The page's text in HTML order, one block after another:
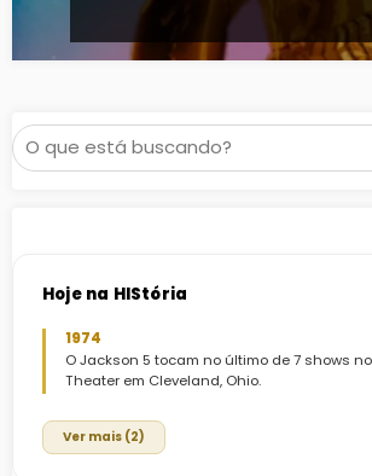
Pesquisar
Hoje na HIStória
1974
O Jackson 5 tocam no último de 7 shows no
Theater em Cleveland, Ohio.
Ver mais (2)